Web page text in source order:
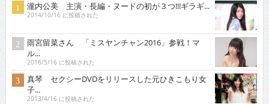
瀧内公美 主演・長編・ヌードの初が３つ!!!ギラギ...
2014/10/16 に投稿された
雨宮留菜さん 「ミスヤンチャン2016」参戦！マ
ル...
2016/5/16 に投稿された
真琴 セクシーDVDをリリースした元ひきこもり女
子...
2013/4/16 に投稿された